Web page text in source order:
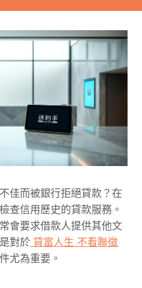
佳而被銀行拒絕貸款？在
查信用歷史的貸款服務。
會要求借款人提供其他文
對於 貸富人生 不看聯徵
尤為重要。